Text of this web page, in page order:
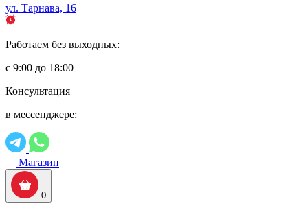
ул. Тарнава, 16
Работаем без выходных:
с 9:00 до 18:00
Консультация
в мессенджере:
Магазин
0